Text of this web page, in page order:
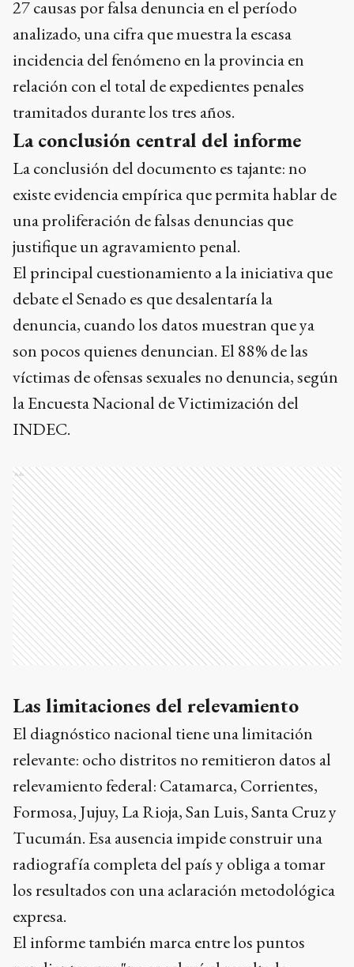
27 causas por falsa denuncia en el período
analizado, una cifra que muestra la escasa
incidencia del fenómeno en la provincia en
relación con el total de expedientes penales
tramitados durante los tres años.
La conclusión central del informe
La conclusión del documento es tajante: no
existe evidencia empírica que permita hablar de
una proliferación de falsas denuncias que
justifique un agravamiento penal.
El principal cuestionamiento a la iniciativa que
debate el Senado es que desalentaría la
denuncia, cuando los datos muestran que ya
son pocos quienes denuncian. El 88% de las
víctimas de ofensas sexuales no denuncia, según
la Encuesta Nacional de Victimización del
INDEC.
Ads
Las limitaciones del relevamiento
El diagnóstico nacional tiene una limitación
relevante: ocho distritos no remitieron datos al
relevamiento federal: Catamarca, Corrientes,
Formosa, Jujuy, La Rioja, San Luis, Santa Cruz y
Tucumán. Esa ausencia impide construir una
radiografía completa del país y obliga a tomar
los resultados con una aclaración metodológica
expresa.
El informe también marca entre los puntos